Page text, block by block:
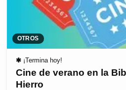
OTROS
✱ ¡Termina hoy!
Cine de verano en la
Hierro